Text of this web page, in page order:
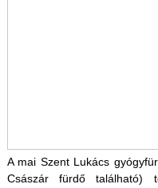
A mai Szent Lukács
Császár fürdő található)